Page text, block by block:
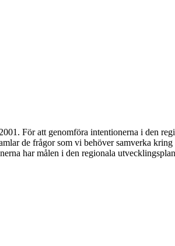
För att genomföra intentionerna i den
de frågor som vi behöver samverka
har målen i den regionala